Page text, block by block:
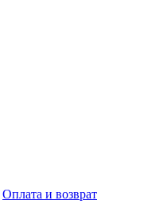
Оплата и возврат